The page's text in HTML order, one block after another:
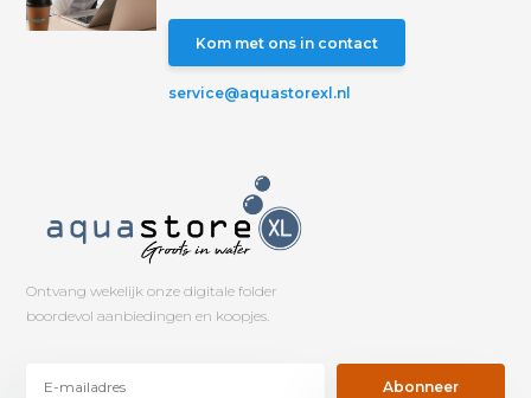
Kom met ons in contact
service@aquastorexl.nl
Ontvang wekelijk onze digitale folder
boordevol aanbiedingen en koopjes.
Abonneer